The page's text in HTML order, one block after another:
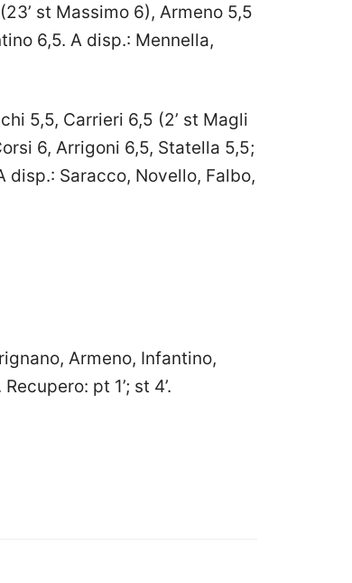
st Massimo 6), Armeno 5,5
6,5. A disp.: Mennella,
5,5, Carrieri 6,5 (2’ st Magli
6, Arrigoni 6,5, Statella 5,5;
disp.: Saracco, Novello, Falbo,
Armeno, Infantino,
pt 1’; st 4’.